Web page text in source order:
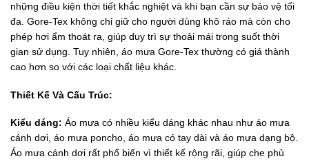
những điều kiện thời tiết khắc nghiệt và khi bạn cần sự bảo vệ tối
đa. Gore-Tex không chỉ giữ cho người dùng khô ráo mà còn cho
phép hơi ẩm thoát ra, giúp duy trì sự thoải mái trong suốt thời
gian sử dụng. Tuy nhiên, áo mưa Gore-Tex thường có giá thành
cao hơn so với các loại chất liệu khác.
Thiết Kế Và Cấu Trúc:
Kiểu dáng: Áo mưa có nhiều kiểu dáng khác nhau như áo mưa
cánh dơi, áo mưa poncho, áo mưa có tay dài và áo mưa dạng bộ.
Áo mưa cánh dơi rất phổ biến vì thiết kế rộng rãi, giúp che phủ